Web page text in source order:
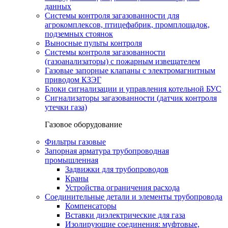
данных
Системы контроля загазованности для
агрокомплексов, птицефабрик, промплощадок,
подземных стоянок
Выносные пульты контроля
Системы контроля загазованности
(газоанализаторы) с пожарным извещателем
Газовые запорные клапаны с электромагнитным
приводом КЗЭГ
Блоки сигнализации и управления котельной БУС
Сигнализаторы загазованности (датчик контроля
утечки газа)
Газовое оборудование
Фильтры газовые
Запорная арматура трубопроводная
промышленная
Задвижки для трубопроводов
Краны
Устройства ограничения расхода
Соединительные детали и элементы трубопровода
Компенсаторы
Вставки диэлектрические для газа
Изолирующие соединения: муфтовые,